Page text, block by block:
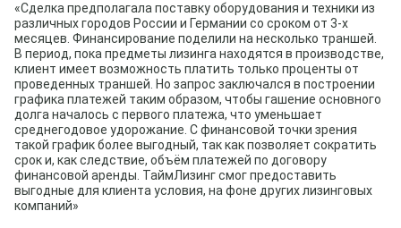
«Сделка предполагала поставку оборудования и техники из
различных городов России и Германии со сроком от 3-х
месяцев. Финансирование поделили на несколько траншей.
В период, пока предметы лизинга находятся в производстве,
клиент имеет возможность платить только проценты от
проведенных траншей. Но запрос заключался в построении
графика платежей таким образом, чтобы гашение основного
долга началось с первого платежа, что уменьшает
среднегодовое удорожание. С финансовой точки зрения
такой график более выгодный, так как позволяет сократить
срок и, как следствие, объём платежей по договору
финансовой аренды. ТаймЛизинг смог предоставить
выгодные для клиента условия, на фоне других лизинговых
компаний»